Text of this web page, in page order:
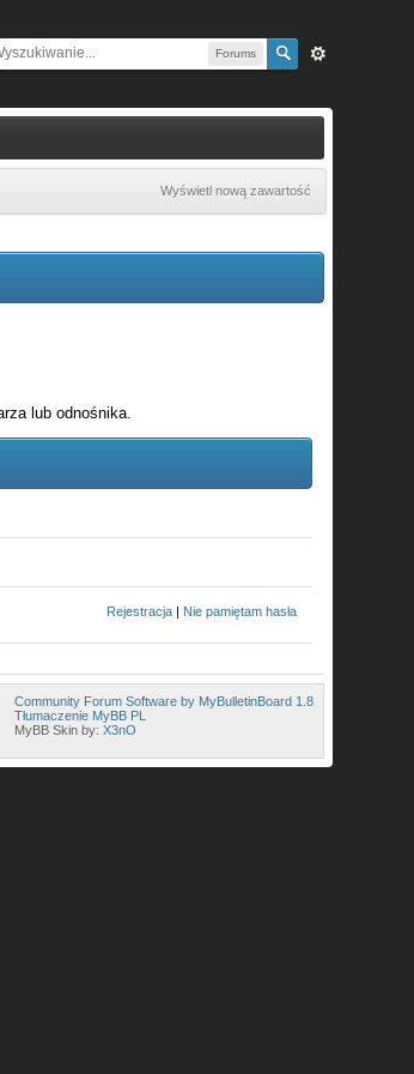
Forums
Wyświetl nową zawartość
lub odnośnika.
Rejestracja | Nie pamiętam hasła
Community Forum Software by MyBulletinBoard 1.8
Tłumaczenie MyBB PL
MyBB Skin by:X3nO